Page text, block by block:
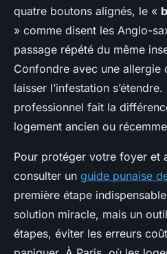
quatre boutons alignés, le «
» comme disent les Anglo-
passage répété du même
Confondre avec une allergie
laisser l’infestation
professionnel fait la
logement ancien ou
Pour protéger votre foyer et
consulter un guide punaise
première étape
solution miracle, mais un
étapes, éviter les erreurs